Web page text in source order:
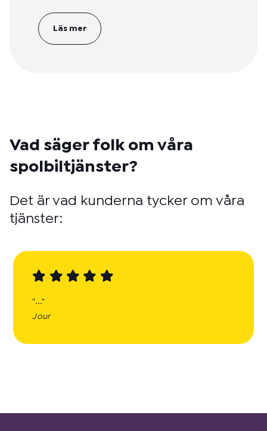
Läs mer
Vad säger folk om våra
spolbiltjänster?
Det är vad kunderna tycker om våra
tjänster:
"..."
Jour